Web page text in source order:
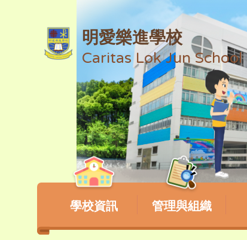
明愛樂進學校
Caritas Lok Jun School
學校資訊 管理與組織